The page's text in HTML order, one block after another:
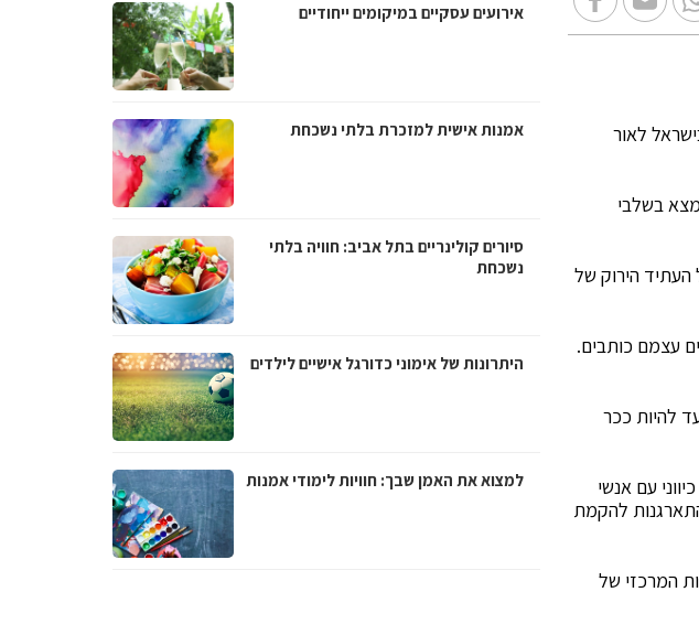
לאור
בשלבי
העתיד הירוק של
עצמם כותבים.
להיות ככר
עם אנשי
להקמת
המרכזי של
אירועים עסקיים במיקומים ייחודיים
אמנות אישית למזכרת בלתי נשכחת
סיורים קולינריים בתל אביב: חוויה בלתי
נשכחת
היתרונות של אימוני כדורגל אישיים לילדים
למצוא את האמן שבך: חוויות לימודי אמנות